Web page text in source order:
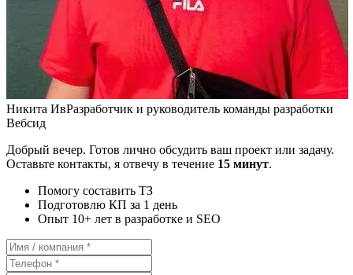
Никита ИвРазработчик и руководитель команды разработки
Вебсид
Добрый вечер. Готов лично обсудить ваш проект или задачу.
Оставьте контакты, я отвечу в течение 15 минут.
Помогу составить ТЗ
Подготовлю КП за 1 день
Опыт 10+ лет в разработке и SEO